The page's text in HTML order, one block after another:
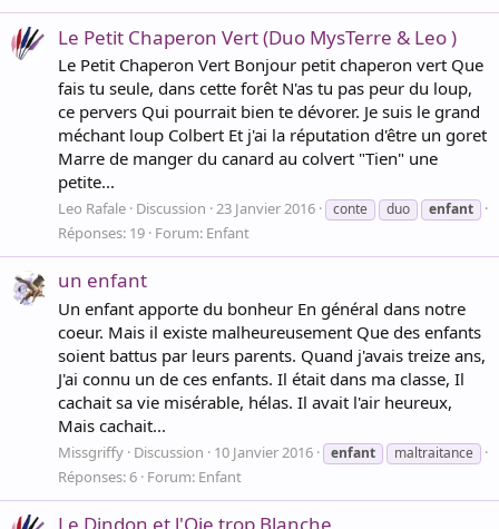
Le Petit Chaperon Vert (Duo MysTerre & Leo )
Le Petit Chaperon Vert Bonjour petit chaperon vert Que
fais tu seule, dans cette forêt N'as tu pas peur du loup,
ce pervers Qui pourrait bien te dévorer. Je suis le grand
méchant loup Colbert Et j'ai la réputation d'être un goret
Marre de manger du canard au colvert "Tien" une
petite...
Leo Rafale Discussion 23 Janvier 2016 conte duo enfant
Réponses: 19 Forum: Enfant
un enfant
Un enfant apporte du bonheur En général dans notre
coeur. Mais il existe malheureusement Que des enfants
soient battus par leurs parents. Quand j'avais treize ans,
J'ai connu un de ces enfants. Il était dans ma classe, Il
cachait sa vie misérable, hélas. Il avait l'air heureux,
Mais cachait...
Missgriffy Discussion 10 Janvier 2016 enfant maltraitance
Réponses: 6 Forum: Enfant